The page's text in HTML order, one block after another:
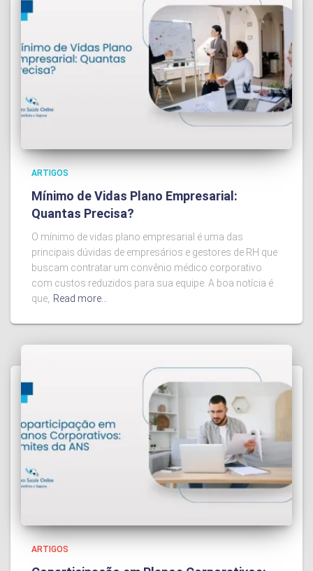
ARTIGOS
Mínimo de Vidas Plano Empresarial:
Quantas Precisa?
O mínimo de vidas plano empresarial é uma das
principais dúvidas de empresários e gestores de RH que
buscam contratar um convênio médico corporativo
com custos reduzidos para sua equipe. A boa notícia é
que, Read more…
ARTIGOS